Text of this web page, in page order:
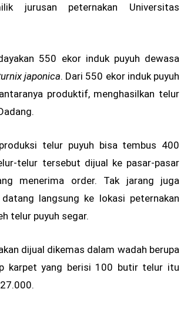
jurusan peternakan Universitas
550 ekor induk puyuh dewasa
japonica. Dari 550 ekor induk puyuh
produktif, menghasilkan telur
telur puyuh bisa tembus 400
telur tersebut dijual ke pasar-pasar
menerima order. Tak jarang juga
langsung ke lokasi peternakan
telur puyuh segar.
dijual dikemas dalam wadah berupa
karpet yang berisi 100 butir telur itu